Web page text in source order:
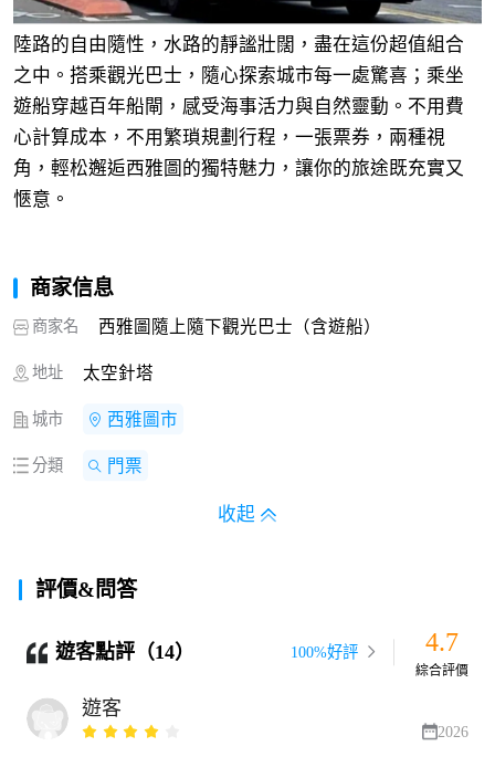
陸路的自由隨性，水路的靜謐壯闊，盡在這份超值組合
之中。搭乘觀光巴士，隨心探索城市每一處驚喜；乘坐
遊船穿越百年船閘，感受海事活力與自然靈動。不用費
心計算成本，不用繁瑣規劃行程，一張票券，兩種視
角，輕松邂逅西雅圖的獨特魅力，讓你的旅途既充實又
愜意。
商家信息
商家名 西雅圖隨上隨下觀光巴士（含遊船）
地址 太空針塔
城市 西雅圖市
分類 門票
收起
評價&問答
遊客點評（14） 100%好評 4.7
綜合評價
遊客
2026